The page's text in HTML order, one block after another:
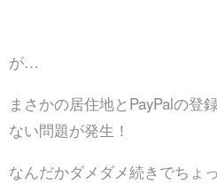
が…
まさかの居住地とPayPalの登
ない問題が発生！
なんだかダメダメ続きでちょ